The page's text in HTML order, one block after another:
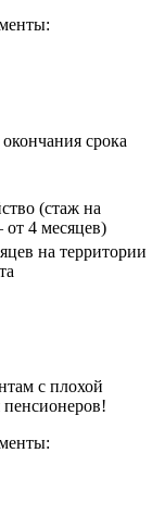
срока
(стаж на
от 4 месяцев)
на территории
с плохой
пенсионеров!